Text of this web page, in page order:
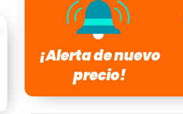
¡Alerta de nuevo
precio!